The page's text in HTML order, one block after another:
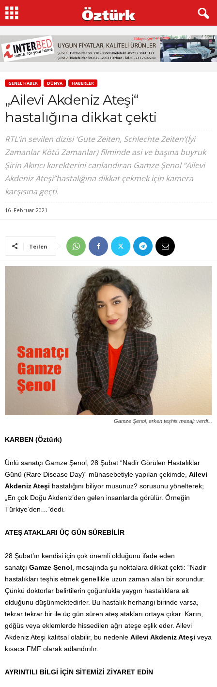
GENEL HABER DÜNYA HABERLER
„Ailevi Akdeniz Ateşi“
hastalığına dikkat çekti
RTL’in sevilen dizisi ‘Gute Zeiten, Schlechte Zeiten’(İyi
Zamanlar Kötü Zamanlar) filminde asi ve başına buyruk
Şirin Akıncı karekterini canlandıran Gamze Şenol “Ailevi
Akdeniz Ateşi”hastalığına dikkat çekmek için kamera
karşısına geçti.
16. Februar 2021
Teilen
Gamze Şenol, erken teşhis mesajı verdi...
KARBEN (Öztürk)
Ünlü sanatçı Gamze Şenol, 28 Şubat “Nadir Görülen Hastalıklar
Günü (Rare Disease Day)“ münasebetiyle yapılan çekimde, Ailevi
Akdeniz Ateşi hastalığını biliyor musunuz? sorusunu yönelterek;
„En çok Doğu Akdeniz’den gelen insanlarda görülür. Örneğin
Türkiye’den…”dedi.
ATEŞ ATAKLARI ÜÇ GÜN SÜREBİLİR
28 Şubat’ın kendisi için çok önemli olduğunu ifade eden
sanatçı Gamze Şenol , mesajında şu noktalara dikkat çekti: “Nadir
hastalıkları teşhis etmek genellikle uzun zaman alan bir sorundur.
Çünkü doktorlar belirtilerin çoğunlukla yaygın hastalıklara ait
olduğunu düşünmektedirler. Bu hastalık herhangi birinde varsa,
tekrar tekrar bir ile üç gün süren ateş atakları ortaya çıkar. Karın,
göğüs veya eklemlerde hissedilen ağrı ateşe eşlik eder. Ailevi
Akdeniz Ateşi kalıtsal olabilir, bu nedenle Ailevi Akdeniz Ateşi veya
kısaca FMF olarak adlandırılır.
AYRINTILI BİLGİ İÇİN SİTEMİZİ ZİYARET EDİN